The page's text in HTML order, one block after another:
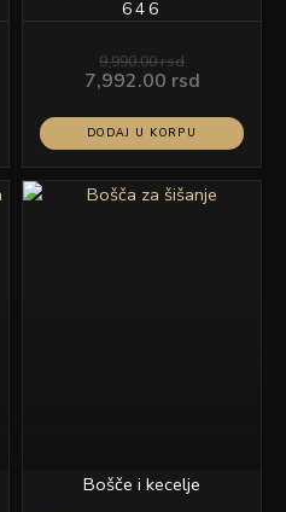
646
9,990.00rsd
7,992.00 rsd
DODAJ U KORPU
Bošče i kecelje